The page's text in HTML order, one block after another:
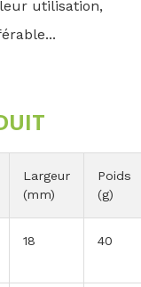
utilisation,
Largeur
(mm)
Poids
(g)
18 40